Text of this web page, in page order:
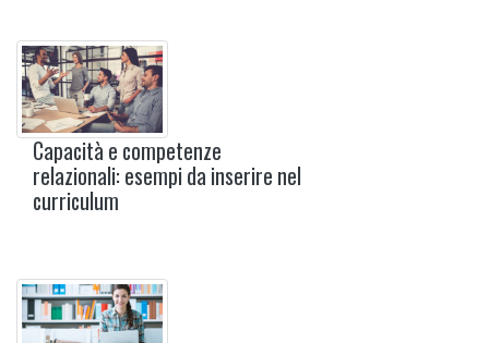
Capacità e competenze
relazionali: esempi da inserire nel
curriculum